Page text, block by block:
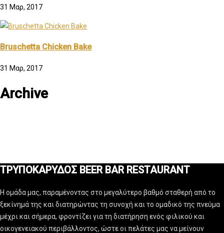
31 Μαρ, 2017
Bruschetta Chicken Bake
31 Μαρ, 2017
Archive
ΤΡΥΠΟΚΑΡΥΔΟΣ BEER BAR RESTAURANT
Η ομάδα μας, παραμένοντας στο μεγαλύτερο βαθμό σταθερή από το
ξεκίνημά της και διατηρώντας τη συνοχή και το ομαδικό της πνεύμα
μέχρι και σήμερα, φροντίζει για τη διατήρηση ενός φιλικού και
οικογενειακού περιβάλλοντος, ώστε οι πελάτες μας να μείνουν